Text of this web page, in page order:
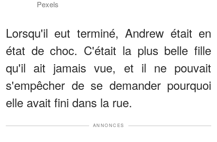
Pexels
Lorsqu'il eut terminé, Andrew était en
état de choc. C'était la plus belle fille
qu'il ait jamais vue, et il ne pouvait
s'empêcher de se demander pourquoi
elle avait fini dans la rue.
ANNONCES